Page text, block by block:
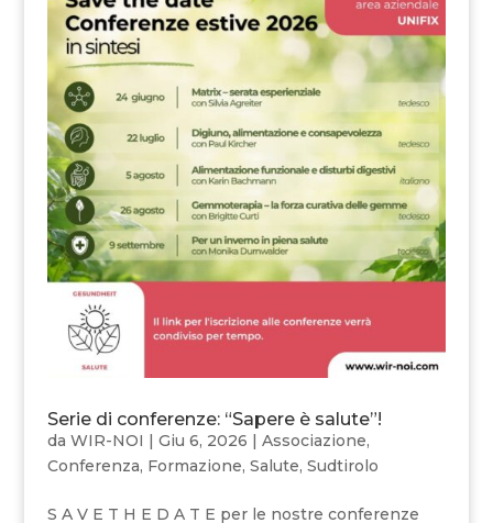
Serie di conferenze: “Sapere è salute”!
da WIR-NOI Giu 6, 2026 Associazione,
Conferenza, Formazione, Salute, Sudtirolo
S A V E T H E D A T E per le nostre conferenze